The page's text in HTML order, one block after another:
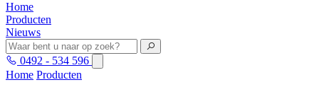
Home
Producten
Nieuws
0492 - 534 596
Home Producten